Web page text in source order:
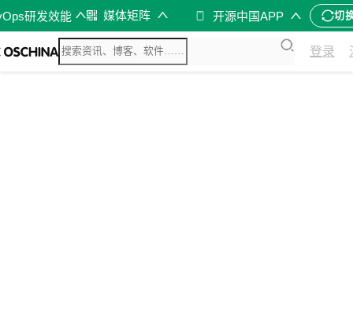
研发效能 媒体矩阵 开源中国APP 切
登录